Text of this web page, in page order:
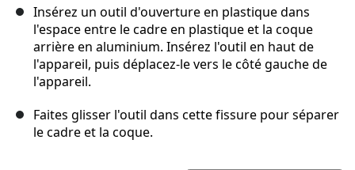
Insérez un outil d'ouverture en plastique dans
l'espace entre le cadre en plastique et la coque
arrière en aluminium. Insérez l'outil en haut de
l'appareil, puis déplacez-le vers le côté gauche de
l'appareil.
Faites glisser l'outil dans cette fissure pour séparer
le cadre et la coque.